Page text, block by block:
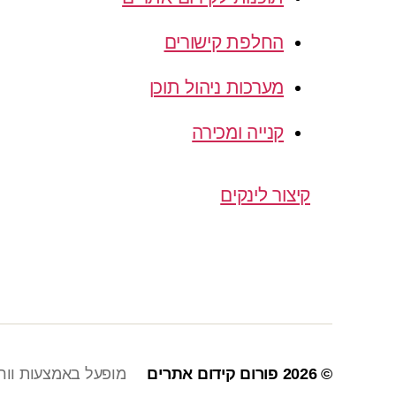
החלפת קישורים
מערכות ניהול תוכן
קנייה ומכירה
קיצור לינקים
© 2026 פורום קידום אתרים מופעל באמצעות